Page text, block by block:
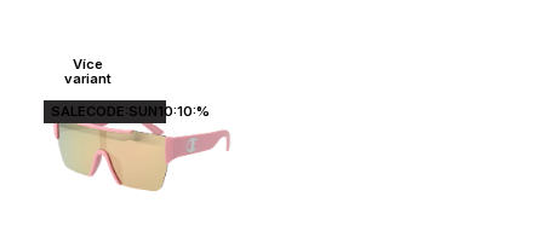
Více
variant
SALECODE:SUN10:10:%